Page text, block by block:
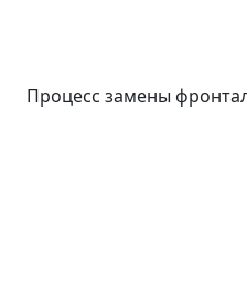
Процесс замены